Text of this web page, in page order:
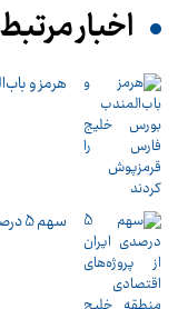
اخبار مرتبط
هرمز و
سهم 5 درصدی ایران از پروژه‌های اقتصادی منطقه خلیج فارس